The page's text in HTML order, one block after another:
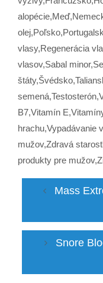
alopécie,Meď,
olej,Poľsko,
vlasy,Regenerácia
vlasov,Sabal minor,
štáty,Švédsko,
semená,Testosterón,
B7,Vitamín E,
hrachu,Vypadávanie
mužov,Zdravá
produkty pre mužov,
Mass
Snore